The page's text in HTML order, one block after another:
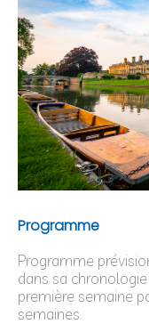
Programme
Programme
dans sa
première semaine
semaines.